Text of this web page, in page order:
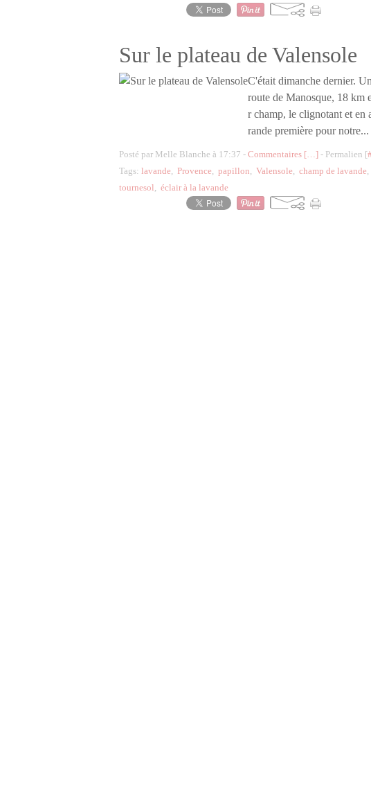
Sur le plateau de Valensole
C'était dimanche dernier.
route de Manosque, 18 km
r champ, le clignotant et en
rande première pour notre...
Posté par Melle Blanche à 17:37 - Commentaires […] - Permalien [#
Tags: lavande, Provence, papillon, Valensole, champ de lavande,
tournesol, éclair à la lavande